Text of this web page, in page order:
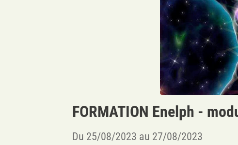
FORMATION Enelph -
Du 25/08/2023 au 27/08/2023